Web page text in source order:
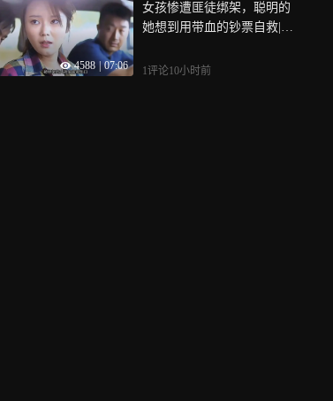
4588 | 07:06
女孩惨遭匪徒绑架，聪明的
她想到用带血的钞票自救|紧
1评论10小时前